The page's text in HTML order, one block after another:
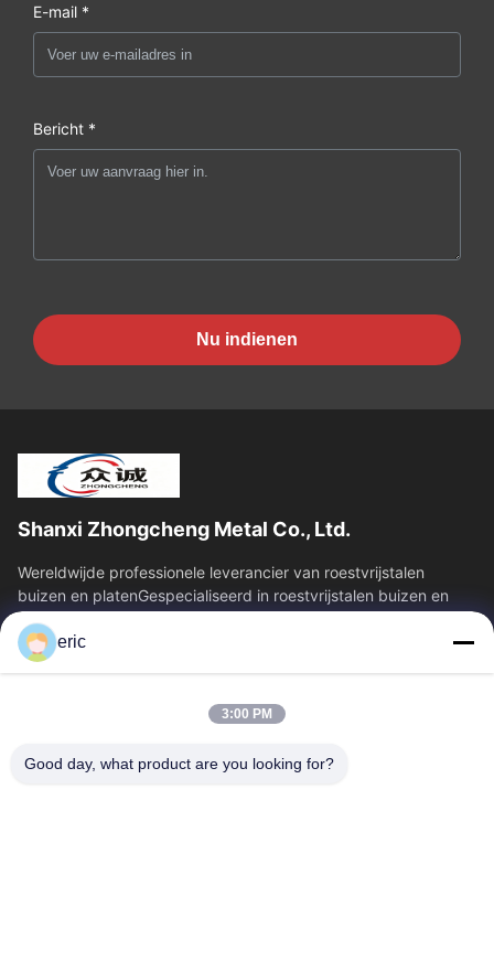
E-mail *
Bericht *
Nu indienen
Shanxi Zhongcheng Metal Co., Ltd.
Wereldwijde professionele leverancier van roestvrijstalen
buizen en platenGespecialiseerd in roestvrijstalen buizen en
platen, en biedt een...
Snelkoppelingen
Fabrieksreis
Kwaliteitscontrole
Contacteer Ons
eric
3:00 PM
Good day, what product are you looking for?